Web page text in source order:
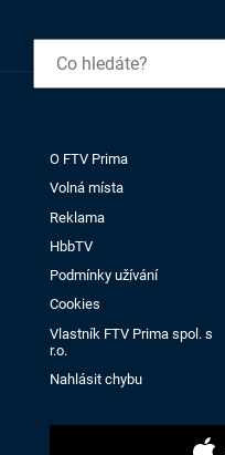
O FTV Prima
Volná místa
Reklama
HbbTV
Podmínky užívání
Cookies
Vlastník FTV Prima spol. s
r.o.
Nahlásit chybu